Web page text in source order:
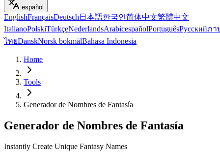
español
EnglishFrançaisDeutsch 日本語한국인简体中文繁體中文
ItalianoPolskiTürkçeNederlandsArabicespañolPortuguêsРусскийภา
ไทยDanskNorsk bokmålBahasa Indonesia
Home
Tools
Generador de Nombres de Fantasía
Generador de Nombres de Fantasía
Instantly Create Unique Fantasy Names